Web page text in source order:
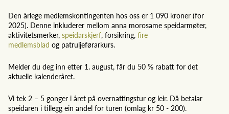
Den årlege medlemskontingenten hos oss er 1 090 kroner (for
2025). Denne inkluderer mellom anna morosame speidarmøter,
aktivitetsmerker, speidarskjerf, forsikring, fire
medlemsblad og patruljeførarkurs.
Melder du deg inn etter 1. august, får du 50 % rabatt for det
aktuelle kalenderåret.
Vi tek 2 – 5 gonger i året på overnattingstur og leir. Då betalar
speidaren i tillegg ein andel for turen (omlag kr 50 - 200).